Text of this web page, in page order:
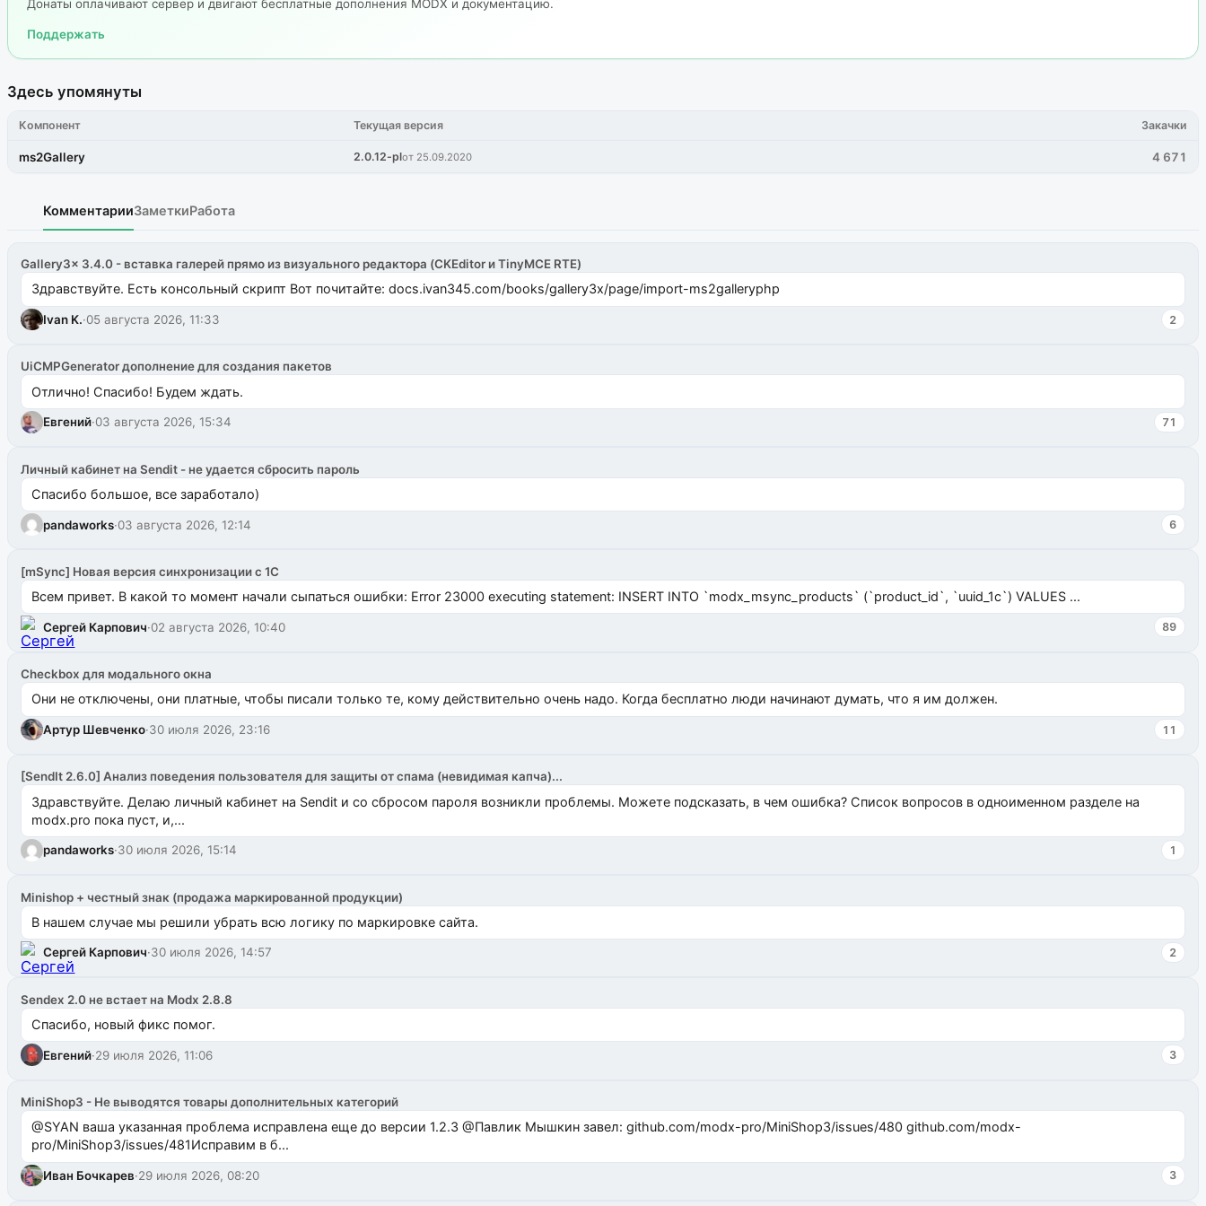
Донаты оплачивают сервер и двигают бесплатные дополнения MODX и документацию.
Поддержать
Здесь упомянуты
Компонент Текущая версия Закачки
ms2Gallery 2.0.12-plот 25.09.2020 4 671
КомментарииЗаметкиРабота
Gallery3x 3.4.0 - вставка галерей прямо из визуального редактора (CKEditor и TinyMCE RTE)
Здравствуйте. Есть консольный скрипт Вот почитайте: docs.ivan345.com/books/gallery3x/page/import-ms2galleryphp
Ivan K.·05 августа 2026, 11:33 2
UiCMPGenerator дополнение для создания пакетов
Отлично! Спасибо! Будем ждать.
Евгений·03 августа 2026, 15:34 71
Личный кабинет на Sendit - не удается сбросить пароль
Спасибо большое, все заработало)
pandaworks·03 августа 2026, 12:14 6
[mSync] Новая версия синхронизации с 1С
Всем привет. В какой то момент начали сыпаться ошибки: Error 23000 executing statement: INSERT INTO `modx_msync_products` (`product_id`, `uuid_1c`) VALUES ...
Сергей Карпович·02 августа 2026, 10:40 89
Checkbox для модального окна
Они не отключены, они платные, чтобы писали только те, кому действительно очень надо. Когда бесплатно люди начинают думать, что я им должен.
Артур Шевченко·30 июля 2026, 23:16 11
[SendIt 2.6.0] Анализ поведения пользователя для защиты от спама (невидимая капча)...
Здравствуйте. Делаю личный кабинет на Sendit и со сбросом пароля возникли проблемы. Можете подсказать, в чем ошибка? Список вопросов в одноименном разделе на
modx.pro пока пуст, и,...
pandaworks·30 июля 2026, 15:14 1
Minishop + честный знак (продажа маркированной продукции)
В нашем случае мы решили убрать всю логику по маркировке сайта.
Сергей Карпович·30 июля 2026, 14:57 2
Sendex 2.0 не встает на Modx 2.8.8
Спасибо, новый фикс помог.
Евгений·29 июля 2026, 11:06 3
MiniShop3 - Не выводятся товары дополнительных категорий
@SYAN ваша указанная проблема исправлена еще до версии 1.2.3 @Павлик Мышкин завел: github.com/modx-pro/MiniShop3/issues/480 github.com/modx-
pro/MiniShop3/issues/481Исправим в б...
Иван Бочкарев·29 июля 2026, 08:20 3